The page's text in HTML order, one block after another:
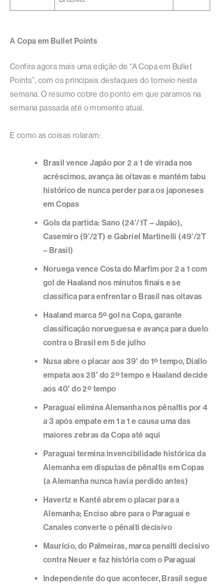
A Copa em Bullet Points
Confira agora mais uma edição de “A Copa em Bullet
Points”, com os principais destaques do torneio nesta
semana. O resumo cobre do ponto em que paramos na
semana passada até o momento atual.
E como as coisas rolaram:
Brasil vence Japão por 2 a 1 de virada nos
acréscimos, avança às oitavas e mantém tabu
histórico de nunca perder para os japoneses
em Copas
Gols da partida: Sano (24’/1T – Japão),
Casemiro (9’/2T) e Gabriel Martinelli (49’/2T
– Brasil)
Noruega vence Costa do Marfim por 2 a 1 com
gol de Haaland nos minutos finais e se
classifica para enfrentar o Brasil nas oitavas
Haaland marca 5º gol na Copa, garante
classificação norueguesa e avança para duelo
contra o Brasil em 5 de julho
Nusa abre o placar aos 39′ do 1º tempo, Diallo
empata aos 28′ do 2º tempo e Haaland decide
aos 40′ do 2º tempo
Paraguai elimina Alemanha nos pênaltis por 4
a 3 após empate em 1 a 1 e causa uma das
maiores zebras da Copa até aqui
Paraguai termina invencibilidade histórica da
Alemanha em disputas de pênaltis em Copas
(a Alemanha nunca havia perdido antes)
Havertz e Kanté abrem o placar para a
Alemanha; Enciso abre para o Paraguai e
Canales converte o pênalti decisivo
Maurício, do Palmeiras, marca penalti decisivo
contra Neuer e faz história com o Paraguai
Independente do que acontecer, Brasil segue